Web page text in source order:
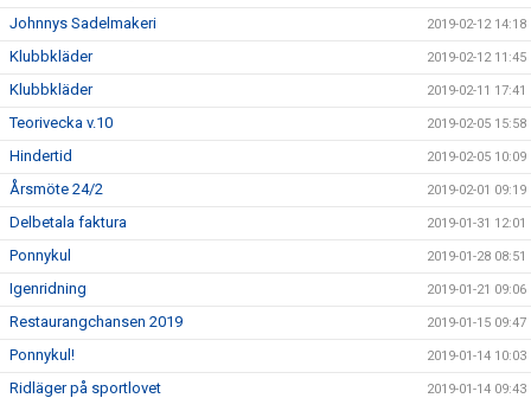
Johnnys Sadelmakeri 2019-02-12 14:18
Klubbkläder 2019-02-12 11:45
Klubbkläder 2019-02-11 17:41
Teorivecka v.10 2019-02-05 15:58
Hindertid 2019-02-05 10:09
Årsmöte 24/2 2019-02-01 09:19
Delbetala faktura 2019-01-31 12:01
Ponnykul 2019-01-28 08:51
Igenridning 2019-01-21 09:06
Restaurangchansen 2019 2019-01-15 09:47
Ponnykul! 2019-01-14 10:03
Ridläger på sportlovet 2019-01-14 09:43